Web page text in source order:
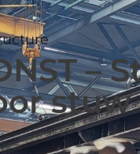
–